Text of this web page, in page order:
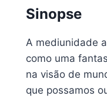
Sinopse
A mediunidade
como uma
na visão de
que possamos